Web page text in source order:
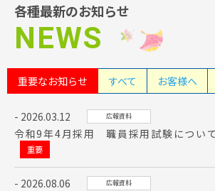
各種最新のお知らせ
NEWS
重要なお知らせ すべて お客様へ
2026.03.12 広報資料
令和9年4月採用 職員採用試験につい
2026.08.06 広報資料